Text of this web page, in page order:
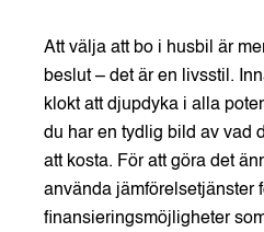
Att välja att bo i husbil är
beslut – det är en livsstil.
klokt att djupdyka i alla
du har en tydlig bild av vad
att kosta. För att göra det
använda jämförelsetjänster
finansieringsmöjligheter